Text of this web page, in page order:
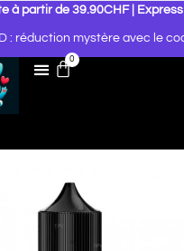
à partir de 39.90CHF |
: réduction mystère avec le
0